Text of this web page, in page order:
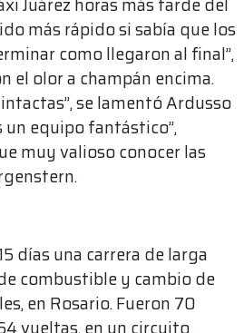
Juárez horas más tarde del
más rápido si sabía que los
como llegaron al final”,
el olor a champán encima.
se lamentó Ardusso
un equipo fantástico”,
muy valioso conocer las
días una carrera de larga
combustible y cambio de
en Rosario. Fueron 70